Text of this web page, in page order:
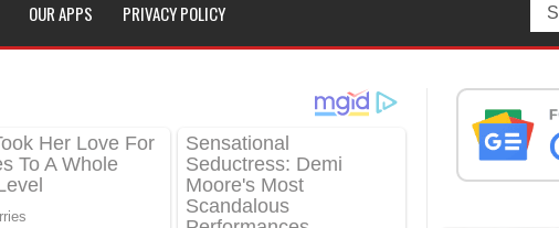
OUR APPS PRIVACY POLICY